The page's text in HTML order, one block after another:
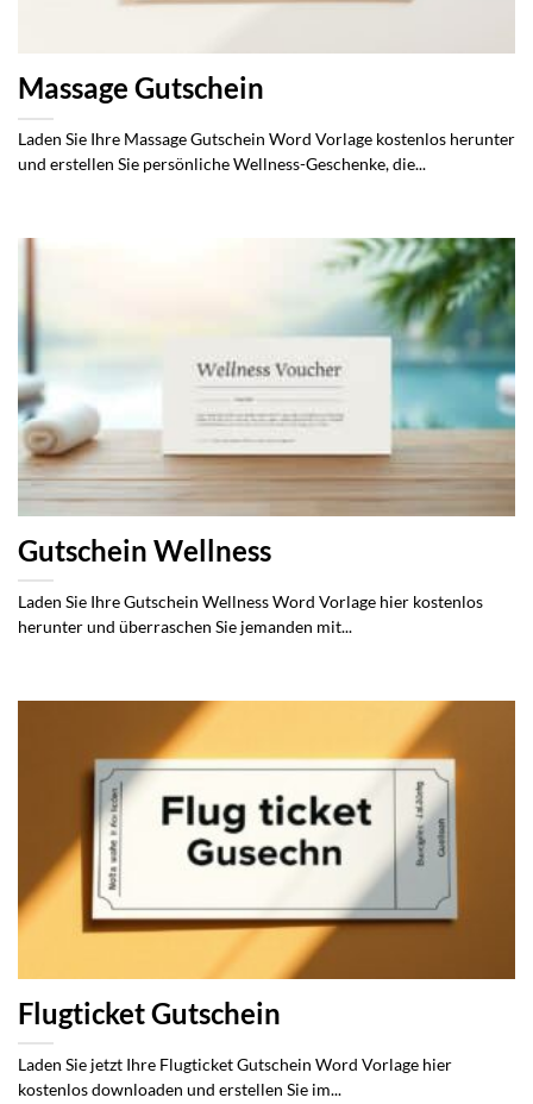
Massage Gutschein
Laden Sie Ihre Massage Gutschein Word Vorlage kostenlos herunter
und erstellen Sie persönliche Wellness-Geschenke, die...
Gutschein Wellness
Laden Sie Ihre Gutschein Wellness Word Vorlage hier kostenlos
herunter und überraschen Sie jemanden mit...
Flugticket Gutschein
Laden Sie jetzt Ihre Flugticket Gutschein Word Vorlage hier
kostenlos downloaden und erstellen Sie im...